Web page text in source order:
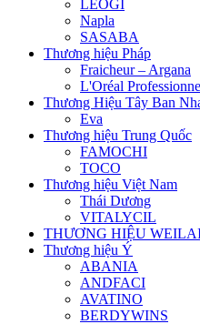
LEOGI
Napla
SASABA
Thương hiệu Pháp
Fraicheur – Argana
L'Oréal
Thương Hiệu Tây Ban
Eva
Thương hiệu Trung Quốc
FAMOCHI
TOCO
Thương hiệu Việt Nam
Thái Dương
VITALYCIL
THƯƠNG HIỆU
Thương hiệu Ý
ABANIA
ANDFACI
AVATINO
BERDYWINS